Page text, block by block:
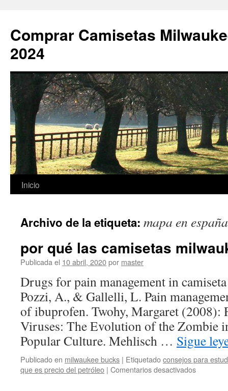
Comprar Camisetas
2024
Saltar
contenido
Inicio
Archivo de la etiqueta: mapa en españa
por qué las camisetas
Publicada el 10 abril, 2020por master
Drugs for pain management in
Pozzi, A., & Gallelli, L. Pain
of ibuprofen. Twohy, Margaret (2008):
Viruses: The Evolution of the Zombie
Popular Culture. Mehlisch … Sigue
Publicado en milwaukee bucks | Etiquetadoconsejos para
que es precio del petróleo | Comentarios desactivadosen